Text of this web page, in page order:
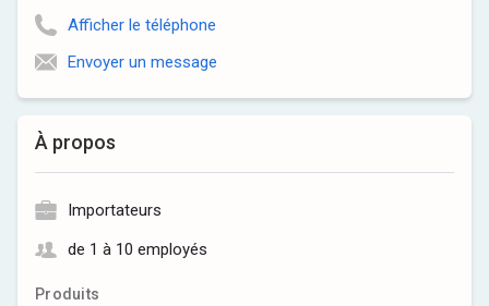
À propos
Importateurs
de 1 à 10 employés
Produits
Afficher le téléphone
Envoyer un message